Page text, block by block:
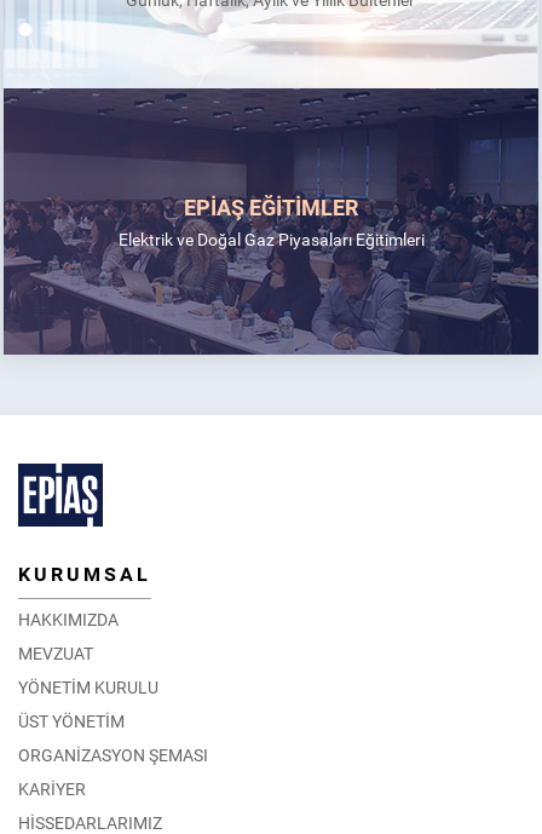
EPİAŞ EĞİTİMLER
Elektrik ve Doğal Gaz Piyasaları Eğitimleri
KURUMSAL
HAKKIMIZDA
MEVZUAT
YÖNETİM KURULU
ÜST YÖNETİM
ORGANİZASYON ŞEMASI
KARİYER
HİSSEDARLARIMIZ